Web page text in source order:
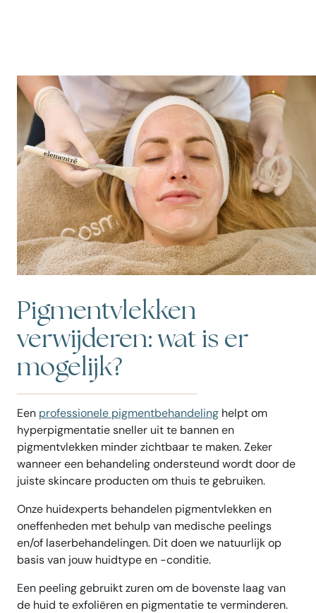
Pigmentvlekken
verwijderen: wat is er
mogelijk?
Een professionele pigmentbehandeling helpt om
hyperpigmentatie sneller uit te bannen en
pigmentvlekken minder zichtbaar te maken. Zeker
wanneer een behandeling ondersteund wordt door de
juiste skincare producten om thuis te gebruiken.
Onze huidexperts behandelen pigmentvlekken en
oneffenheden met behulp van medische peelings
en/of laserbehandelingen. Dit doen we natuurlijk op
basis van jouw huidtype en -conditie.
Een peeling gebruikt zuren om de bovenste laag van
de huid te exfoliëren en pigmentatie te verminderen.